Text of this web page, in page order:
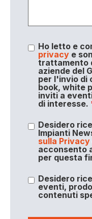
Ho letto e
privacye
trattamento
aziende del
per l'invio di
book, white
inviti a
di interesse.
Desidero
Impianti
sulla Privacy
acconsento
per questa
Desidero
eventi,
contenuti